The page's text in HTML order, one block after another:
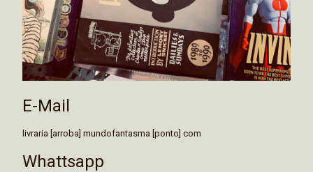
E-Mail
livraria [arroba] mundofantasma [ponto] com
Whattsapp